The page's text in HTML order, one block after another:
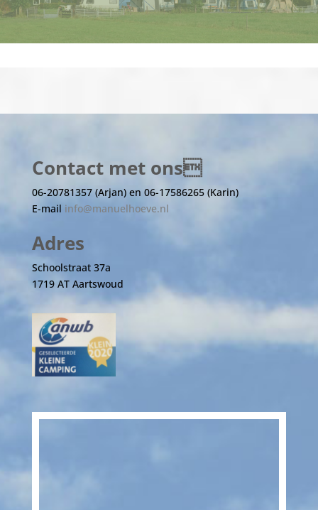
Contact met ons
06-20781357 (Arjan) en 06-17586265 (Karin)
E-mail info@manuelhoeve.nl
Adres
Schoolstraat 37a
1719 AT Aartswoud